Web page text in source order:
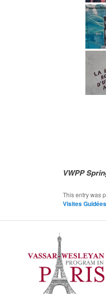
VWPP
This entry was
Visites Guidées